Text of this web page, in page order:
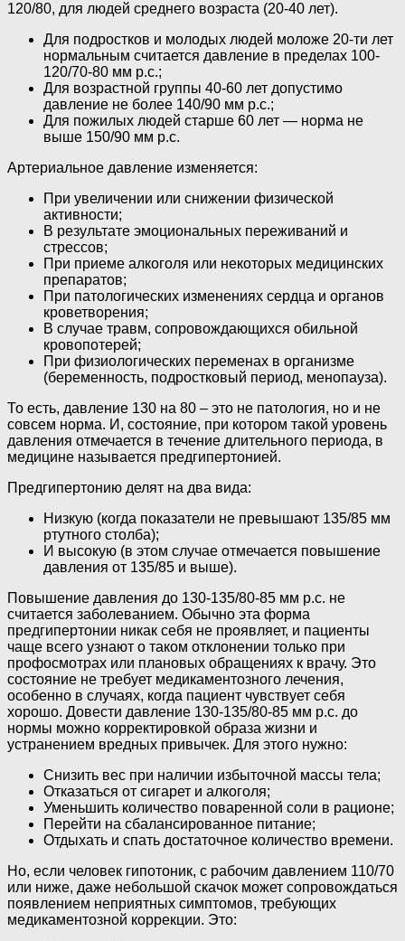
120/80, для людей среднего возраста (20-40 лет).
Для подростков и молодых людей моложе 20-ти лет
нормальным считается давление в пределах 100-
120/70-80 мм р.с.;
Для возрастной группы 40-60 лет допустимо
давление не более 140/90 мм р.с.;
Для пожилых людей старше 60 лет — норма не
выше 150/90 мм р.с.
Артериальное давление изменяется:
При увеличении или снижении физической
активности;
В результате эмоциональных переживаний и
стрессов;
При приеме алкоголя или некоторых медицинских
препаратов;
При патологических изменениях сердца и органов
кроветворения;
В случае травм, сопровождающихся обильной
кровопотерей;
При физиологических переменах в организме
(беременность, подростковый период, менопауза).
То есть, давление 130 на 80 – это не патология, но и не
совсем норма. И, состояние, при котором такой уровень
давления отмечается в течение длительного периода, в
медицине называется предгипертонией.
Предгипертонию делят на два вида:
Низкую (когда показатели не превышают 135/85 мм
ртутного столба);
И высокую (в этом случае отмечается повышение
давления от 135/85 и выше).
Повышение давления до 130-135/80-85 мм р.с. не
считается заболеванием. Обычно эта форма
предгипертонии никак себя не проявляет, и пациенты
чаще всего узнают о таком отклонении только при
профосмотрах или плановых обращениях к врачу. Это
состояние не требует медикаментозного лечения,
особенно в случаях, когда пациент чувствует себя
хорошо. Довести давление 130-135/80-85 мм р.с. до
нормы можно корректировкой образа жизни и
устранением вредных привычек. Для этого нужно:
Снизить вес при наличии избыточной массы тела;
Отказаться от сигарет и алкоголя;
Уменьшить количество поваренной соли в рационе;
Перейти на сбалансированное питание;
Отдыхать и спать достаточное количество времени.
Но, если человек гипотоник, с рабочим давлением 110/70
или ниже, даже небольшой скачок может сопровождаться
появлением неприятных симптомов, требующих
медикаментозной коррекции. Это: